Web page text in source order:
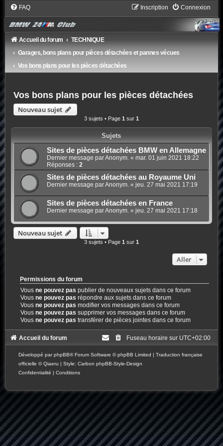
FAQ Connexion
Inscription
Accueil du forum
TECHNIQUE
Garages, bons plans pour pièces détachées et pannes vécues
Vos bons plans pour les pièces détachées
Vos bons plans pour les pièces détachées
Nouveau sujet
3 sujets • Page 1 sur 1
Sujets
Sites de pièces détachées BMW en Allemagne
Dernier message par Anonym. « mar. 01 juin 2021 18:22
Réponses : 2
Sites de pièces détachées au Royaume Uni
Dernier message par Anonym. « jeu. 27 mai 2021 17:19
Sites de pièces détachées en France
Dernier message par Anonym. « jeu. 27 mai 2021 17:18
Nouveau sujet
3 sujets • Page 1 sur 1
Aller
Permissions du forum
Vousne pouvez pas publier de nouveaux sujets dans ce forum
Vousne pouvez pas répondre aux sujets dans ce forum
Vousne pouvez pas modifier vos messages dans ce forum
Vousne pouvez pas supprimer vos messages dans ce forum
Vousne pouvez pas transférer de pièces jointes dans ce forum
Accueil du forum Fuseau horaire sur UTC+02:00
Développé parphpBB® Forum Software © phpBB Limited | Traduction française
officielle ©Qiaeru | Style: Carbon phpBB-Style-Design
Confidentialité | Conditions